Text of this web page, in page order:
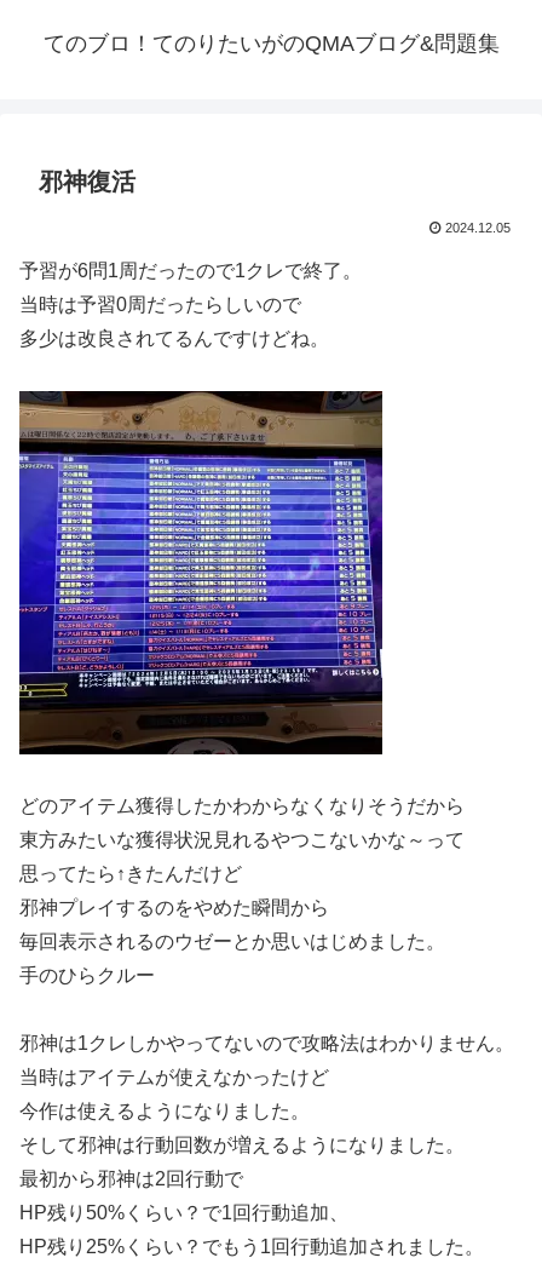
てのブロ！てのりたいがのQMAブログ&問題集
邪神復活
2024.12.05
予習が6問1周だったので1クレで終了。
当時は予習0周だったらしいので
多少は改良されてるんですけどね。
どのアイテム獲得したかわからなくなりそうだから
東方みたいな獲得状況見れるやつこないかな～って
思ってたら↑きたんだけど
邪神プレイするのをやめた瞬間から
毎回表示されるのウゼーとか思いはじめました。
手のひらクルー
邪神は1クレしかやってないので攻略法はわかりません。
当時はアイテムが使えなかったけど
今作は使えるようになりました。
そして邪神は行動回数が増えるようになりました。
最初から邪神は2回行動で
HP残り50%くらい？で1回行動追加、
HP残り25%くらい？でもう1回行動追加されました。